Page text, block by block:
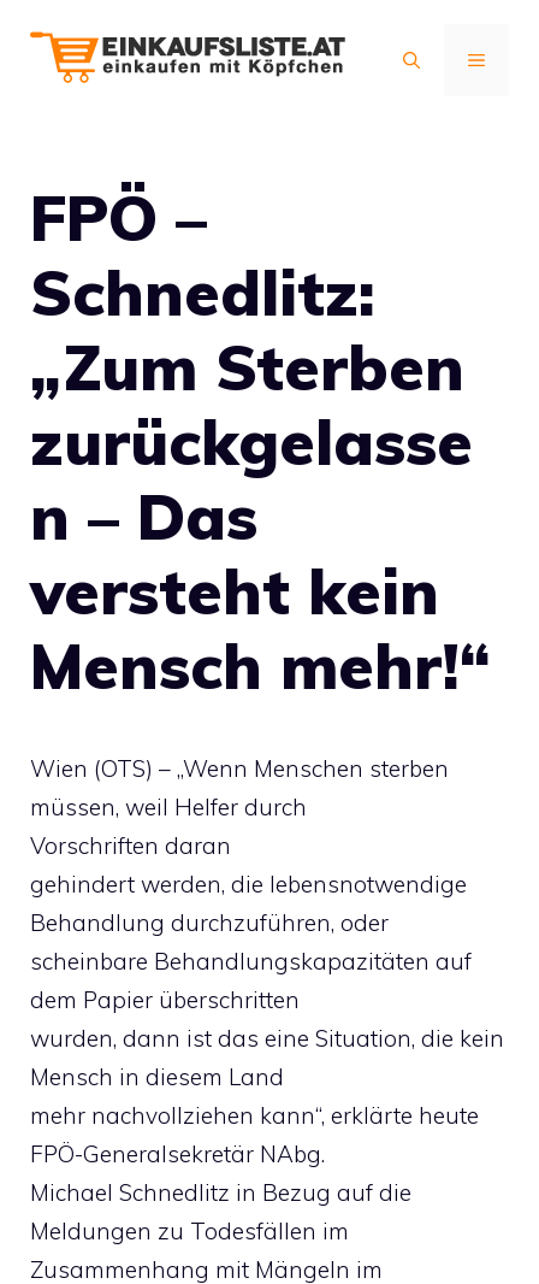
Inhalt
MENÜ
FPÖ –
Schnedlitz:
„Zum Sterben
zurückgelasse
n – Das
versteht kein
Mensch mehr!“
Wien (OTS) – „Wenn Menschen sterben
müssen, weil Helfer durch
Vorschriften daran
gehindert werden, die lebensnotwendige
Behandlung durchzuführen, oder
scheinbare Behandlungskapazitäten auf
dem Papier überschritten
wurden, dann ist das eine Situation, die kein
Mensch in diesem Land
mehr nachvollziehen kann“, erklärte heute
FPÖ-Generalsekretär NAbg.
Michael Schnedlitz in Bezug auf die
Meldungen zu Todesfällen im
Zusammenhang mit Mängeln im